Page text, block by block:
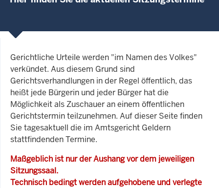
Gerichtliche Urteile werden "im Namen des Volkes"
verkündet. Aus diesem Grund sind
Gerichtsverhandlungen in der Regel öffentlich, das
heißt jede Bürgerin und jeder Bürger hat die
Möglichkeit als Zuschauer an einem öffentlichen
Gerichtstermin teilzunehmen. Auf dieser Seite finden
Sie tagesaktuell die im Amtsgericht Geldern
stattfindenden Termine.
Maßgeblich ist nur der Aushang vor dem jeweiligen
Sitzungssaal.
Technisch bedingt werden aufgehobene und verlegte